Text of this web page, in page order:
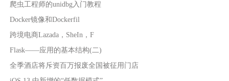
爬虫工程师的unidbg入门教程
Docker镜像和Dockerfil
跨境电商Lazada，SheIn，F
Flask——应用的基本结构(二)
全季酒店将斥资百万报废全国被征用门店